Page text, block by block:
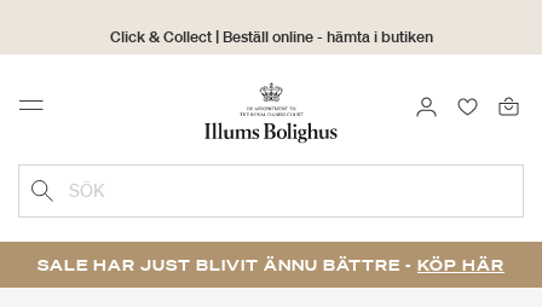
Click & Collect | Beställ online - hämta i butiken
30 dagars returrätt
Menu LOGGA IN
SÖK
SALE HAR JUST BLIVIT ÄNNU BÄTTRE - KÖP HÄR